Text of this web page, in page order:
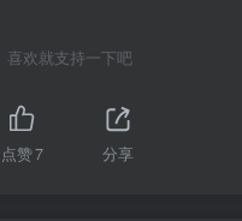
喜欢就支持一下吧
点赞7 分享